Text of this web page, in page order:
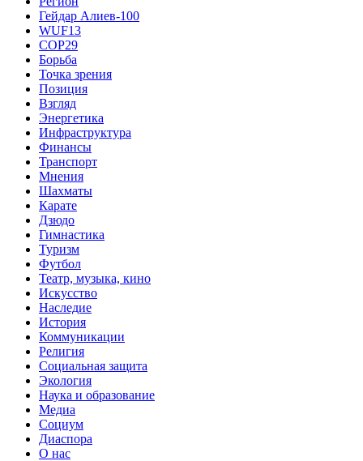
Гейдар Алиев-100
WUF13
COP29
Борьба
Точка зрения
Позиция
Взгляд
Энергетика
Инфраструктура
Финансы
Транспорт
Мнения
Шахматы
Карате
Дзюдо
Гимнастика
Туризм
Футбол
Театр, музыка, кино
Искусство
Наследие
История
Коммуникации
Религия
Социальная защита
Экология
Наука и образование
Медиа
Социум
Диаспора
О нас